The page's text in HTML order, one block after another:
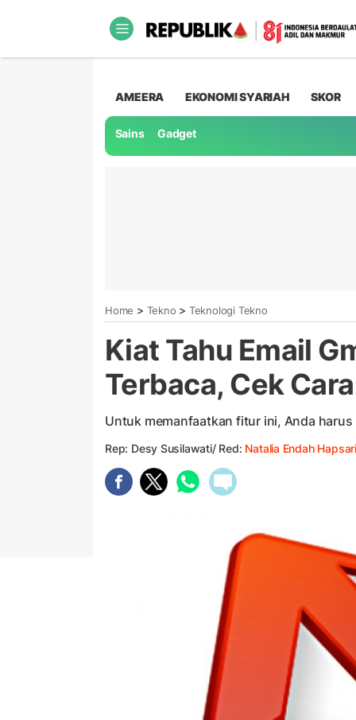
AMEERA EKONOMI SYARIAH SKOR
Sains Gadget
Home > Tekno > Teknologi Tekno
Kiat Tahu Email
Terbaca, Cek
Untuk memanfaatkan fitur ini, Anda
Rep: Desy Susilawati/ Red: Natalia Endah Hapsari